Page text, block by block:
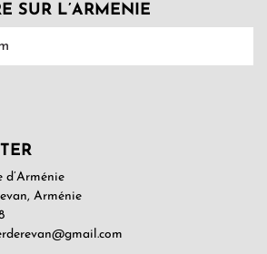
SUR L’ARMENIE
d’Arménie
Arménie